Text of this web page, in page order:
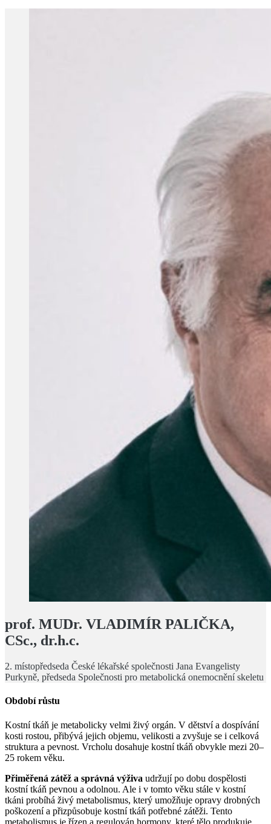
prof. MUDr. VLADIMÍR PALIČKA,
CSc., dr.h.c.
2. místopředseda České lékařské společnosti Jana Evangelisty
Purkyně, předseda Společnosti pro metabolická onemocnění skeletu
Období růstu
Kostní tkáň je metabolicky velmi živý orgán. V dětství a dospívání
kosti rostou, přibývá jejich objemu, velikosti a zvyšuje se i celková
struktura a pevnost. Vrcholu dosahuje kostní tkáň obvykle mezi 20–
25 rokem věku.
Přiměřená zátěž a správná výživa udržují po dobu dospělosti
kostní tkáň pevnou a odolnou. Ale i v tomto věku stále v kostní
tkáni probíhá živý metabolismus, který umožňuje opravy drobných
poškození a přizpůsobuje kostní tkáň potřebné zátěži. Tento
metabolismus je řízen a regulován hormony, které tělo produkuje,